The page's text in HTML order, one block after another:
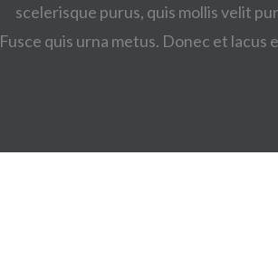
scelerisque purus, quis mollis velit
Fusce quis urna metus. Donec et lacus